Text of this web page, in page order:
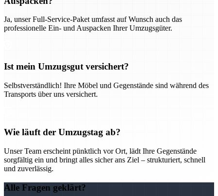
Ja, unser Full-Service-Paket umfasst auf Wunsch auch das
professionelle Ein- und Auspacken Ihrer Umzugsgüter.
Ist mein Umzugsgut versichert?
Selbstverständlich! Ihre Möbel und Gegenstände sind während des
Transports über uns versichert.
Wie läuft der Umzugstag ab?
Unser Team erscheint pünktlich vor Ort, lädt Ihre Gegenstände
sorgfältig ein und bringt alles sicher ans Ziel – strukturiert, schnell
und zuverlässig.
Alle Fragen geklärt?